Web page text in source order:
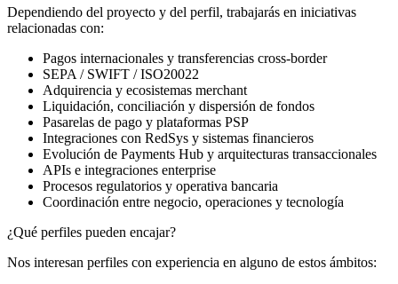
Dependiendo del proyecto y del perfil, trabajarás en iniciativas
relacionadas con:
Pagos internacionales y transferencias cross-border
SEPA / SWIFT / ISO20022
Adquirencia y ecosistemas merchant
Liquidación, conciliación y dispersión de fondos
Pasarelas de pago y plataformas PSP
Integraciones con RedSys y sistemas financieros
Evolución de Payments Hub y arquitecturas transaccionales
APIs e integraciones enterprise
Procesos regulatorios y operativa bancaria
Coordinación entre negocio, operaciones y tecnología
¿Qué perfiles pueden encajar?
Nos interesan perfiles con experiencia en alguno de estos ámbitos: